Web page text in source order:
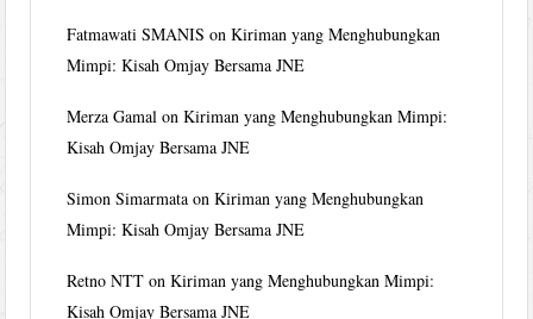
Fatmawati SMANIS onKiriman yang Menghubungkan
Mimpi: Kisah Omjay Bersama JNE
Merza Gamal onKiriman yang Menghubungkan Mimpi:
Kisah Omjay Bersama JNE
Simon Simarmata onKiriman yang Menghubungkan
Mimpi: Kisah Omjay Bersama JNE
Retno NTT onKiriman yang Menghubungkan Mimpi:
Kisah Omjay Bersama JNE